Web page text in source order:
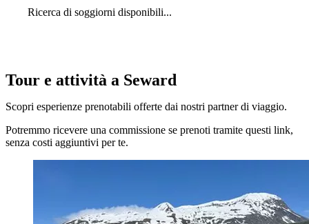
Ricerca di soggiorni disponibili...
Tour e attività a Seward
Scopri esperienze prenotabili offerte dai nostri partner di viaggio.
Potremmo ricevere una commissione se prenoti tramite questi link,
senza costi aggiuntivi per te.